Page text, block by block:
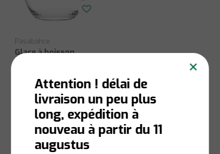
Pasabahce
Glace à boisson
En stock:Livraison en 1
à 3 jours ouvrables
Afficher
×
Attention ! délai de
livraison un peu plus
long, expédition à
nouveau à partir du 11
augustus